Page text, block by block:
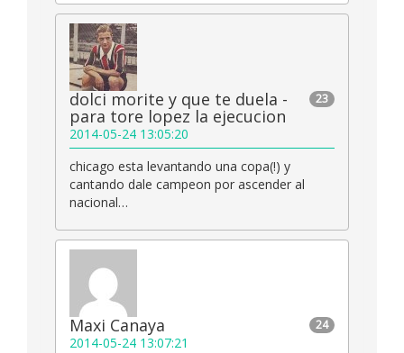
23
dolci morite y que te duela -
para tore lopez la ejecucion
2014-05-24 13:05:20
chicago esta levantando una copa(!) y
cantando dale campeon por ascender al
nacional…
24
Maxi Canaya
2014-05-24 13:07:21